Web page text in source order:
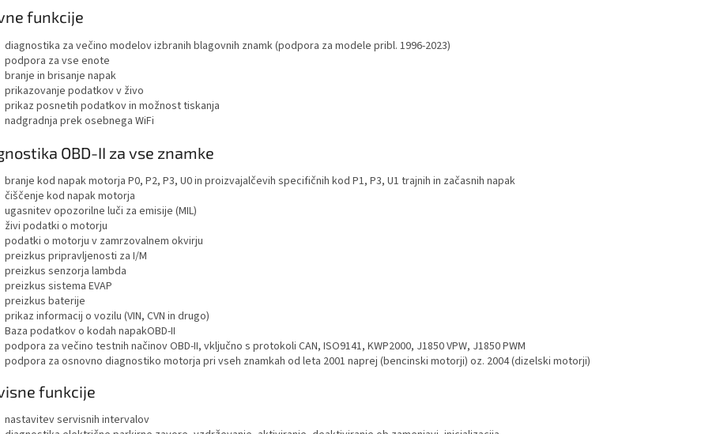
funkcije
diagnostika za večino modelov izbranih blagovnih znamk (podpora za modele pribl. 1996-2023)
podpora za vse enote
branje in brisanje napak
prikazovanje podatkov v živo
prikaz posnetih podatkov in možnost tiskanja
nadgradnja prek osebnega WiFi
OBD-II za vse znamke
branje kod napak motorja P0, P2, P3, U0 in proizvajalčevih specifičnih kod P1, P3, U1 trajnih in začasnih napak
čiščenje kod napak motorja
ugasnitev opozorilne luči za emisije (MIL)
živi podatki o motorju
podatki o motorju v zamrzovalnem okvirju
preizkus pripravljenosti za I/M
preizkus senzorja lambda
preizkus sistema EVAP
preizkus baterije
prikaz informacij o vozilu (VIN, CVN in drugo)
Baza podatkov o kodah napakOBD-II
podpora za večino testnih načinov OBD-II, vključno s protokoli CAN, ISO9141, KWP2000, J1850 VPW, J1850 PWM
podpora za osnovno diagnostiko motorja pri vseh znamkah od leta 2001 naprej (bencinski motorji) oz. 2004 (dizelski motorji)
funkcije
nastavitev servisnih intervalov